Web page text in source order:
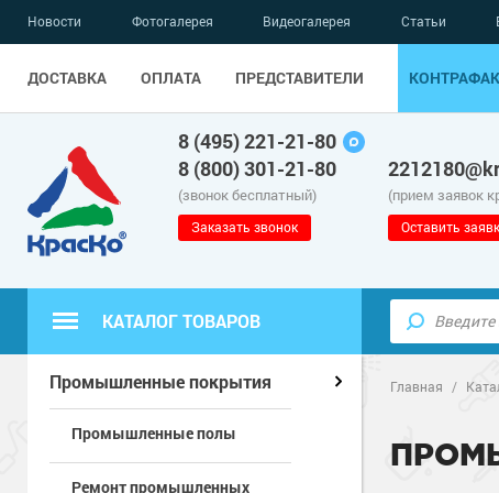
Новости Фотогалерея Видеогалерея Статьи
ДОСТАВКА ОПЛАТА ПРЕДСТАВИТЕЛИ
8 (495) 221-21-80
8 (800) 301-21-80
(звонок бесплатный)
Заказать звонок
(прием заявок
Оставить
КАТАЛОГ ТОВАРОВ
Полимерные наливные полы
Для бетонных полов
Главная /
Промышленные покрытия
Промышленные полы
Ремонт промышленных